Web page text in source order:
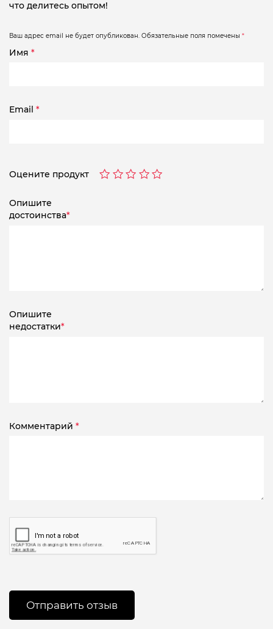
что делитесь опытом!
Ваш адрес email не будет опубликован. Обязательные поля помечены *
Имя *
Email *
Оцените продукт
Опишите
достоинства*
Опишите
недостатки*
Комментарий *